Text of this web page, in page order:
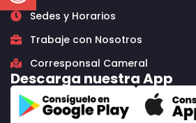
Sedes y Horarios
Trabaje con Nosotros
Corresponsal Cameral
Descarga nuestra App